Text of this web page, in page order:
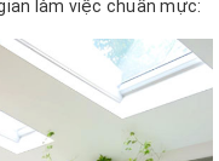
làm việc chuẩn mực: